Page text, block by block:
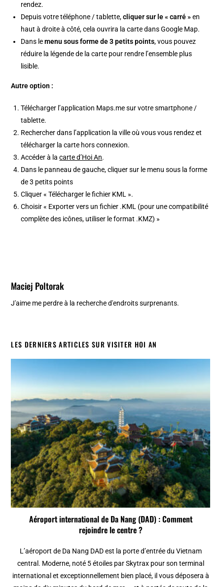
rendez.
Depuis votre téléphone / tablette,cliquer sur le « carré »en
haut à droite à côté, cela ouvrira la carte dans Google Map.
Dans lemenu sous forme de 3 petits points, vous pouvez
réduire la légende de la carte pour rendre l’ensemble plus
lisible.
Autre option :
Télécharger l’application Maps.me sur votre smartphone /
tablette.
Rechercher dans l’application la ville où vous vous rendez et
télécharger la carte hors connexion.
Accéder à lacarte d’Hoi An.
Dans le panneau de gauche, cliquer sur le menu sous la forme
de 3 petits points
Cliquer « Télécharger le fichier KML ».
Choisir « Exporter vers un fichier .KML (pour une compatibilité
complète des icônes, utiliser le format .KMZ) »
Maciej Poltorak
J'aime me perdre à la recherche d'endroits surprenants.
LES DERNIERS ARTICLES SUR VISITER HOI AN
Aéroport international de Da Nang (DAD) : Comment
rejoindre le centre ?
L’aéroport de Da Nang DAD est la porte d’entrée du Vietnam
central. Moderne, noté 5 étoiles par Skytrax pour son terminal
international et exceptionnellement bien placé, il vous déposera à